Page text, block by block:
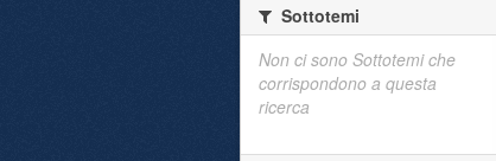
Sottotemi
Non ci sono Sottotemi che
corrispondono a questa
ricerca